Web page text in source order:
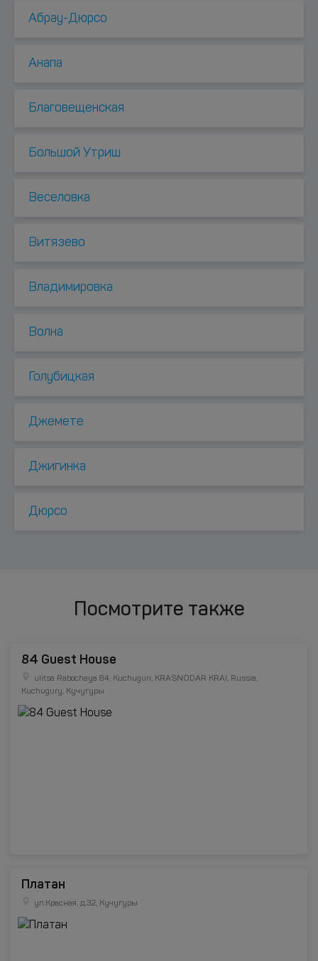
Абрау-Дюрсо
Анапа
Благовещенская
Большой Утриш
Веселовка
Витязево
Владимировка
Волна
Голубицкая
Джемете
Джигинка
Дюрсо
Посмотрите также
84 Guest House
ulitsa Rabochaya 84, Kuchuguri, KRASNODAR KRAI, Russia,
Kuchugury, Кучугуры
Платан
ул.Красная, д.32, Кучугуры